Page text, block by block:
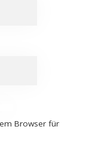
Browser für